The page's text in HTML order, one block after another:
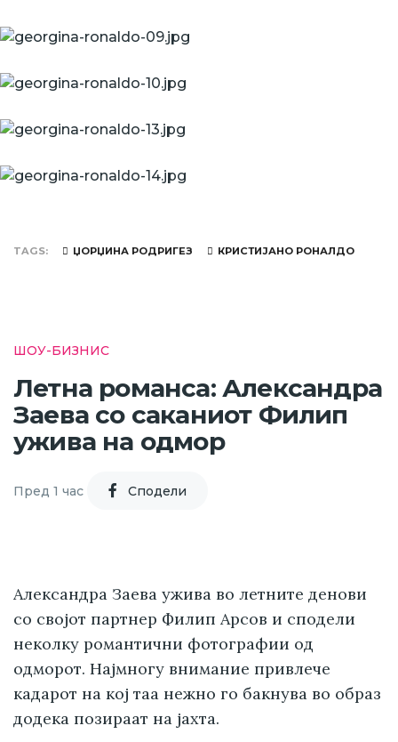
TAGS ЏОРЏИНА РОДРИГЕЗ КРИСТИЈАНО РОНАЛДО
ШОУ-БИЗНИС
Летна романса: Александра
Заева со саканиот Филип
ужива на одмор
Пред 1 час Cподели
Александра Заева ужива во летните денови
со својот партнер Филип Арсов и сподели
неколку романтични фотографии од
одморот. Најмногу внимание привлече
кадарот на кој таа нежно го бакнува во образ
додека позираат на јахта.